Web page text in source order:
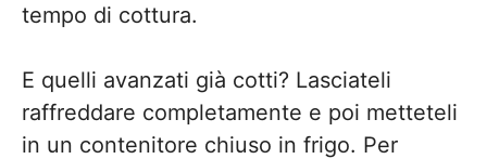
tempo di cottura.
E quelli avanzati già cotti? Lasciateli
raffreddare completamente e poi metteteli
in un contenitore chiuso in frigo. Per